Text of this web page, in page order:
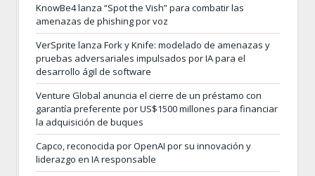
KnowBe4 lanza “Spot the Vish” para combatir las
amenazas de phishing por voz
VerSprite lanza Fork y Knife: modelado de amenazas y
pruebas adversariales impulsados por IA para el
desarrollo ágil de software
Venture Global anuncia el cierre de un préstamo con
garantía preferente por US$1500 millones para financiar
la adquisición de buques
Capco, reconocida por OpenAI por su innovación y
liderazgo en IA responsable